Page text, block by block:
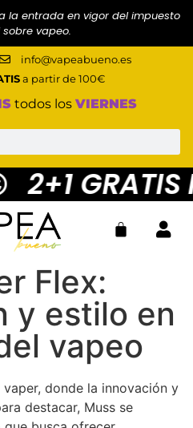
la entrada en vigor del impuesto
vapeo.
info@vapeabueno.es
a partir de 100€
todos losVIERNES
2+1 GRATIS
Flex:
y estilo en
vapeo
donde la innovación y
destacar, Muss se